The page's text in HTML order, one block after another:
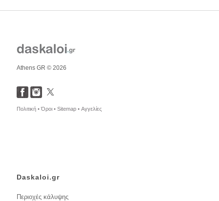
Athens GR © 2026
Πολιτική •Όροι • Sitemap • Αγγελίες
Daskaloi.gr
Περιοχές κάλυψης